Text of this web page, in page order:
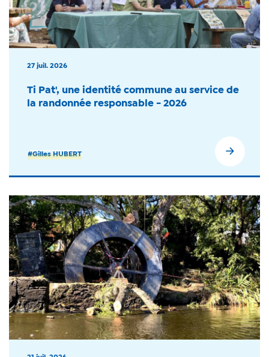
27 juil. 2026
Ti Pat', une identité commune au service de
la randonnée responsable - 2026
#Gilles HUBERT